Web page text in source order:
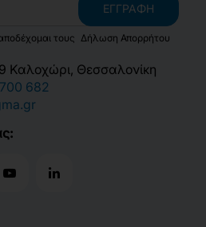
ΕΓΓΡΑΦΉ
τους Δήλωση Απορρήτου
Καλοχώρι, Θεσσαλονίκη
682